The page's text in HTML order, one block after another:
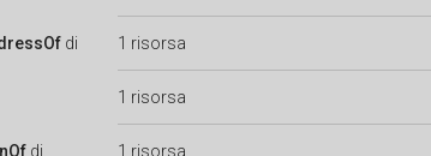
di 1 risorsa
1 risorsa
di 1 risorsa